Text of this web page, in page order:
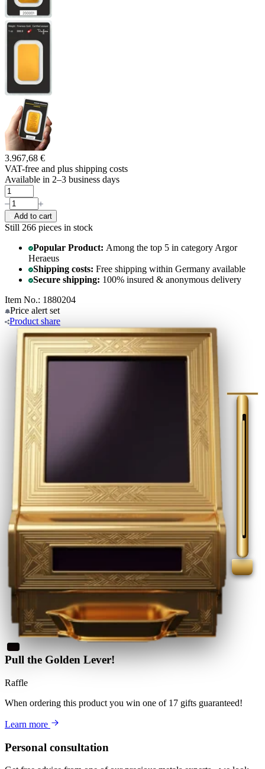
3.967,68 €
VAT-free and plus shipping costs
Available in 2–3 business days
Add to cart
Still 266 pieces in stock
Popular Product: Among the top 5 in category Argor
Heraeus
Shipping costs: Free shipping within Germany available
Secure shipping: 100% insured & anonymous delivery
Item No.: 1880204
Price alert set
Product share
Pull the Golden Lever!
Raffle
When ordering this product you win one of 17 gifts guaranteed!
Learn more
Personal consultation